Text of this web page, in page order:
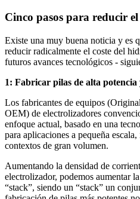
Cinco pasos para reducir
Existe una muy buena noticia y es
reducir radicalmente el coste del
futuros avances tecnológicos -
1: Fabricar pilas de alta potencia
Los fabricantes de equipos
OEM) de electrolizadores
enfoque actual, basado en una
para aplicaciones a pequeña
contextos de gran volumen.
Aumentando la densidad de
electrolizador, podemos aumentar
“stack”, siendo un “stack” un